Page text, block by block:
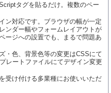
タグを貼るだけ。複数のペー
ン対応です。ブラウザの幅が一定
ンダー幅やフォームレイアウトが
ージへの設置でも、まるで問題あ
・色、背景色等の変更はCSSにて
レートファイルにてデザイン変更
受け付ける多業種にお使いいただ